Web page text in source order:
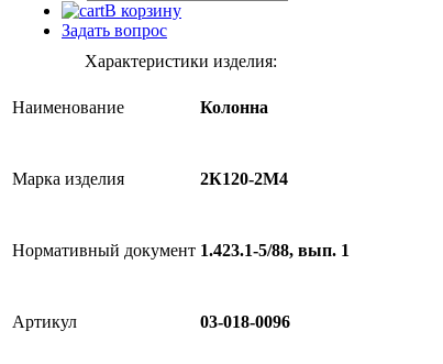
В корзину
Задать вопрос
Характеристики изделия:
Наименование Колонна
Марка изделия 2К120-2М4
Нормативный документ 1.423.1-5/88, вып. 1
Артикул 03-018-0096